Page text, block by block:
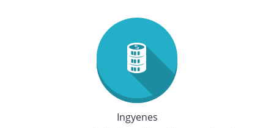
Ingyenes